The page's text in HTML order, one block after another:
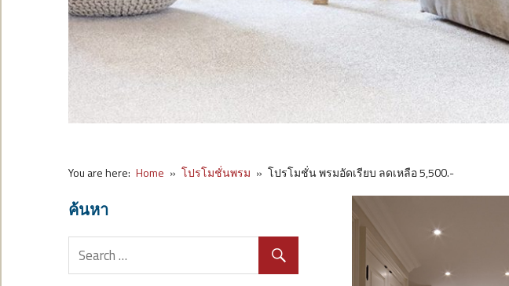
You are here: Home โปรโมชั่นพรม โปรโมชั่น พรมอัดเรียบ ลดเหลือ 5,500.-
ค้นหา